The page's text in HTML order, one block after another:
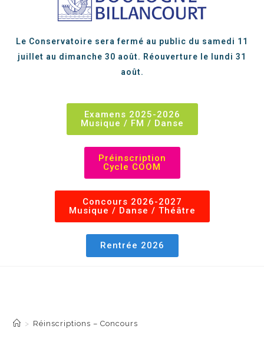
Le Conservatoire sera fermé au public du samedi 11
juillet au dimanche 30 août. Réouverture le lundi 31
août.
Examens 2025-2026
Musique / FM / Danse
Préinscription
Cycle COOM
Concours 2026-2027
Musique / Danse / Théâtre
Rentrée 2026
> Réinscriptions – Concours